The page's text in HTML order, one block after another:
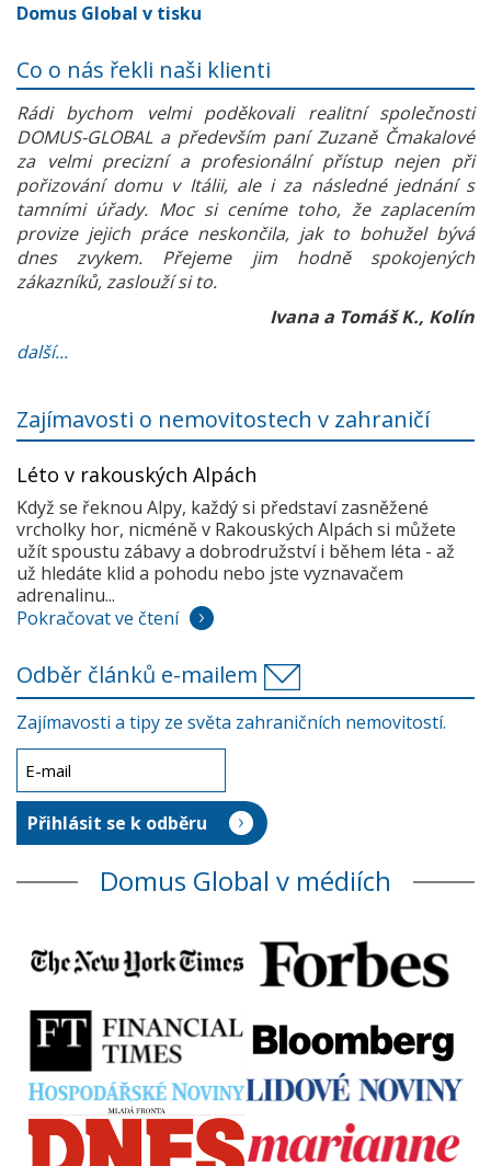
Domus Global v tisku
Co o nás řekli naši klienti
Rádi bychom velmi poděkovali realitní společnosti
DOMUS-GLOBAL a především paní Zuzaně Čmakalové
za velmi precizní a profesionální přístup nejen při
pořizování domu v Itálii, ale i za následné jednání s
tamními úřady. Moc si ceníme toho, že zaplacením
provize jejich práce neskončila, jak to bohužel bývá
dnes zvykem. Přejeme jim hodně spokojených
zákazníků, zaslouží si to.
Ivana a Tomáš K., Kolín
další...
Zajímavosti o nemovitostech v zahraničí
Léto v rakouských Alpách
Když se řeknou Alpy, každý si představí zasněžené
vrcholky hor, nicméně v Rakouských Alpách si můžete
užít spoustu zábavy a dobrodružství i během léta - až
už hledáte klid a pohodu nebo jste vyznavačem
adrenalinu...
Pokračovat ve čtení
Odběr článků e-mailem
Zajímavosti a tipy ze světa zahraničních nemovitostí.
Domus Global v médiích